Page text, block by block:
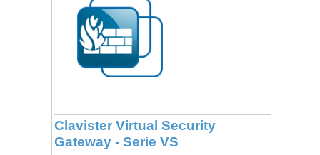
Clavister Virtual Security
Gateway - Serie VS